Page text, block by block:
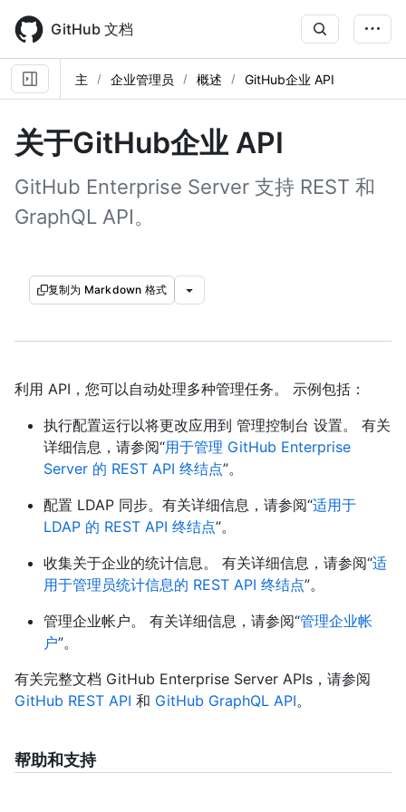
main
content
GitHub 文档
主 企业管理员 概述 GitHub企业 API
关于GitHub企业 API
GitHub Enterprise Server 支持 REST 和
GraphQL API。
复制为 Markdown 格式
利用 API，您可以自动处理多种管理任务。 示例包括：
执行配置运行以将更改应用到 管理控制台 设置。 有关
详细信息，请参阅“用于管理 GitHub Enterprise
Server 的 REST API 终结点”。
配置 LDAP 同步。有关详细信息，请参阅“适用于
LDAP 的 REST API 终结点”。
收集关于企业的统计信息。 有关详细信息，请参阅“适
用于管理员统计信息的 REST API 终结点”。
管理企业帐户。 有关详细信息，请参阅“管理企业帐
户”。
有关完整文档 GitHub Enterprise Server APIs，请参阅
GitHub REST API 和 GitHub GraphQL API。
帮助和支持